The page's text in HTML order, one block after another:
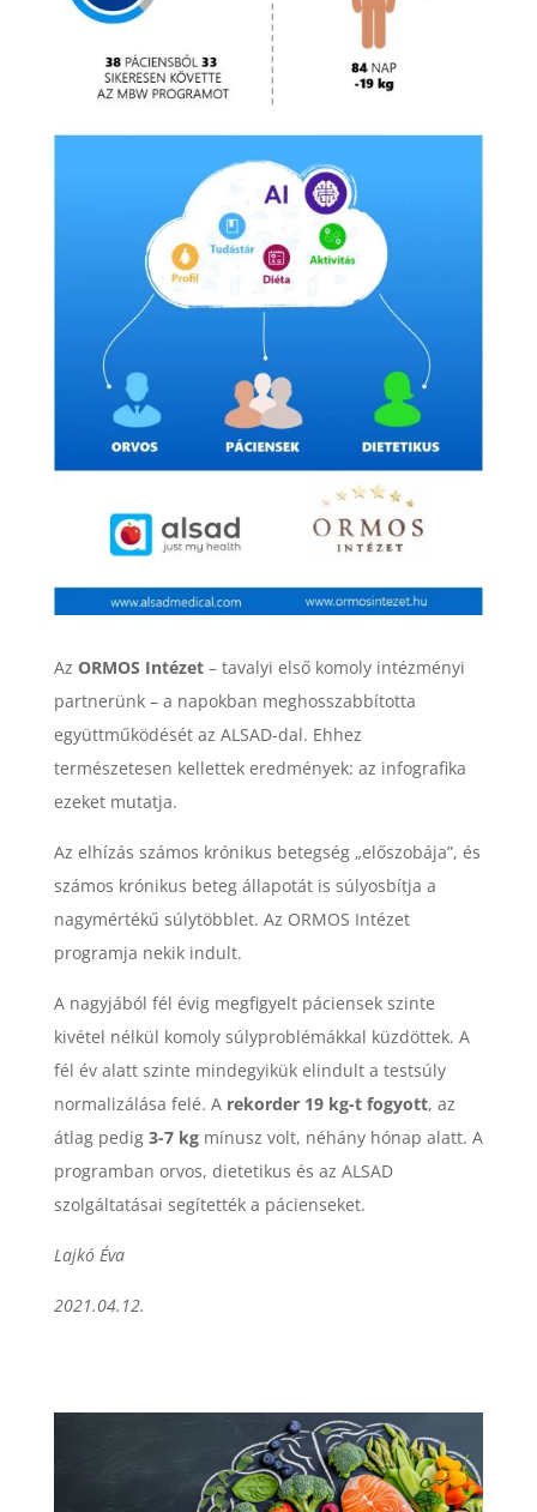
Az ORMOS Intézet– tavalyi első komoly intézményi
partnerünk – a napokban meghosszabbította
együttműködését az ALSAD-dal. Ehhez
természetesen kellettek eredmények: az infografika
ezeket mutatja.
Az elhízás számos krónikus betegség „előszobája”, és
számos krónikus beteg állapotát is súlyosbítja a
nagymértékű súlytöbblet. Az ORMOS Intézet
programja nekik indult.
A nagyjából fél évig megfigyelt páciensek szinte
kivétel nélkül komoly súlyproblémákkal küzdöttek. A
fél év alatt szinte mindegyikük elindult a testsúly
normalizálása felé. A rekorder 19 kg-t fogyott, az
átlag pedig 3-7 kgmínusz volt, néhány hónap alatt. A
programban orvos, dietetikus és az ALSAD
szolgáltatásai segítették a pácienseket.
Lajkó Éva
2021.04.12.